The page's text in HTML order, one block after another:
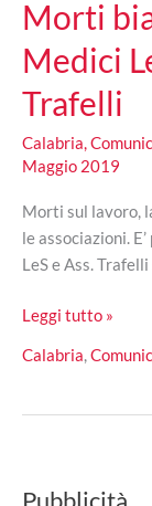
Morti
Medici
Trafelli
Calabria,
Maggio 2019
Morti sul lavoro,
le associazioni.
LeS e Ass.
Morti
incontro
Medici
LeS
Leggi tutto »
Calabria,